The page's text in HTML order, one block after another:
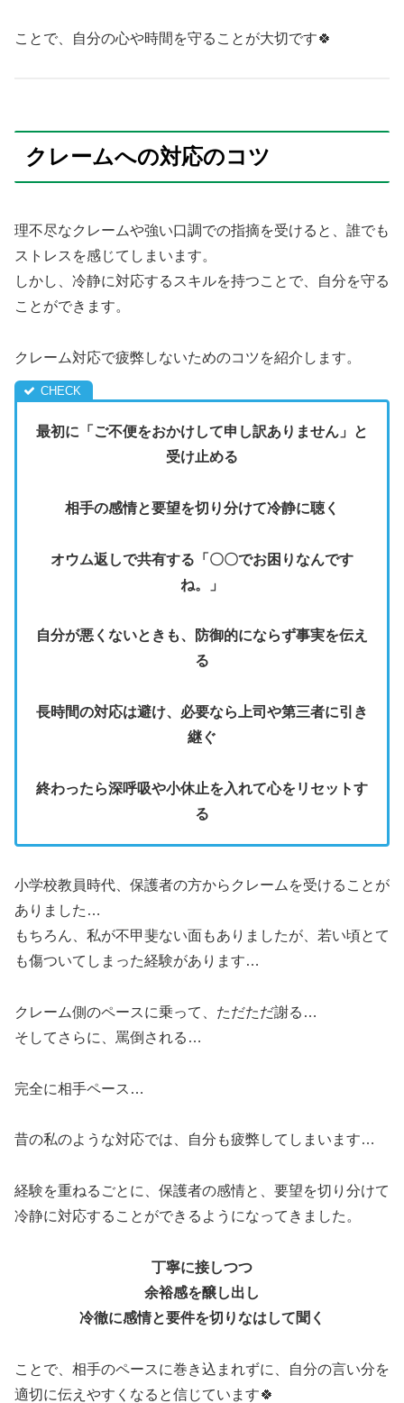
ことで、自分の心や時間を守ることが大切です🍀
クレームへの対応のコツ
理不尽なクレームや強い口調での指摘を受けると、誰でも
ストレスを感じてしまいます。
しかし、冷静に対応するスキルを持つことで、自分を守る
ことができます。
クレーム対応で疲弊しないためのコツを紹介します。
最初に「ご不便をおかけして申し訳ありません」と
受け止める
相手の感情と要望を切り分けて冷静に聴く
オウム返しで共有する「〇〇でお困りなんです
ね。」
自分が悪くないときも、防御的にならず事実を伝え
る
長時間の対応は避け、必要なら上司や第三者に引き
継ぐ
終わったら深呼吸や小休止を入れて心をリセットす
る
小学校教員時代、保護者の方からクレームを受けることが
ありました…
もちろん、私が不甲斐ない面もありましたが、若い頃とて
も傷ついてしまった経験があります…
クレーム側のペースに乗って、ただただ謝る…
そしてさらに、罵倒される…
完全に相手ペース…
昔の私のような対応では、自分も疲弊してしまいます…
経験を重ねるごとに、保護者の感情と、要望を切り分けて
冷静に対応することができるようになってきました。
丁寧に接しつつ
余裕感を醸し出し
冷徹に感情と要件を切りなはして聞く
ことで、相手のペースに巻き込まれずに、自分の言い分を
適切に伝えやすくなると信じています🍀